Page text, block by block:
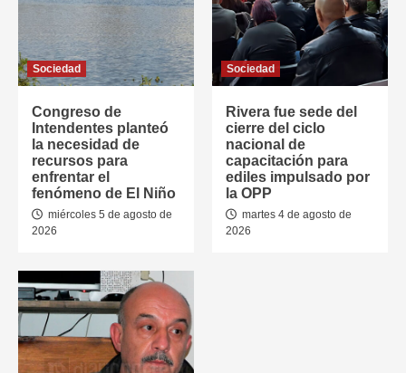
Sociedad
Congreso de
Intendentes planteó
la necesidad de
recursos para
enfrentar el
fenómeno de El Niño
miércoles 5 de agosto de
2026
Sociedad
Rivera fue sede del
cierre del ciclo
nacional de
capacitación para
ediles impulsado por
la OPP
martes 4 de agosto de
2026